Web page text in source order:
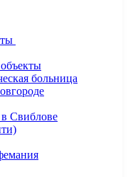
больница
Свиблове